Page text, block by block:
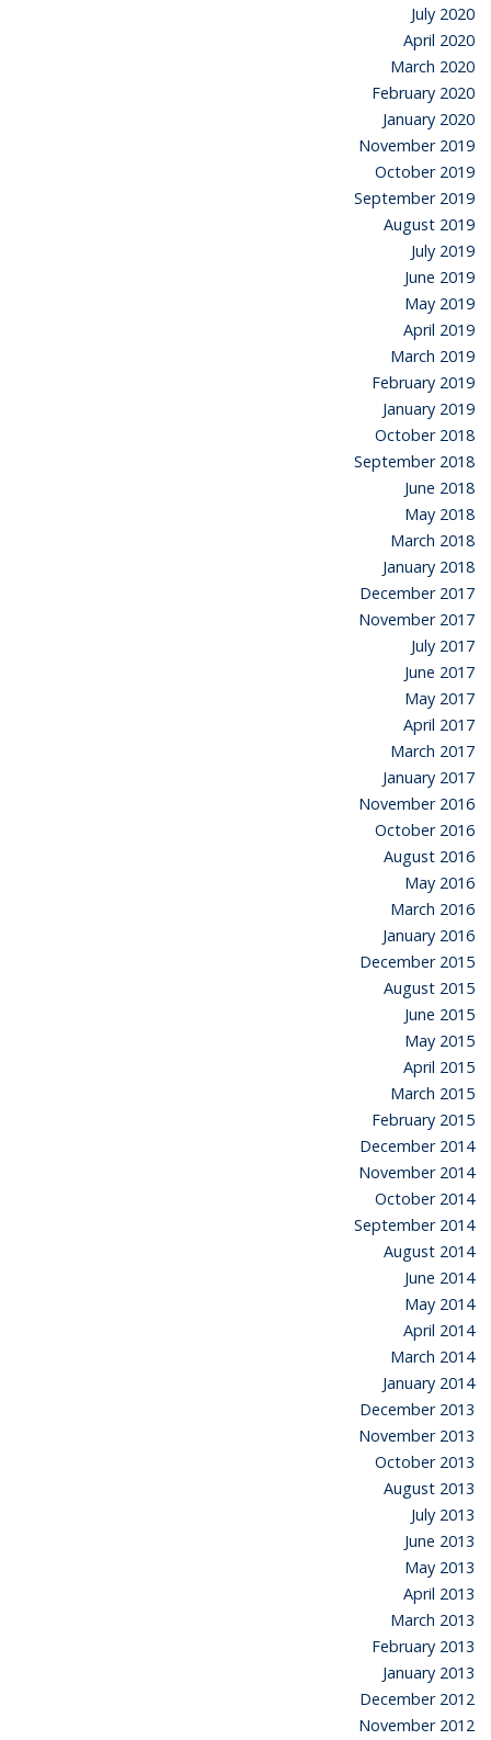
July 2020
April 2020
March 2020
February 2020
January 2020
November 2019
October 2019
September 2019
August 2019
July 2019
June 2019
May 2019
April 2019
March 2019
February 2019
January 2019
October 2018
September 2018
June 2018
May 2018
March 2018
January 2018
December 2017
November 2017
July 2017
June 2017
May 2017
April 2017
March 2017
January 2017
November 2016
October 2016
August 2016
May 2016
March 2016
January 2016
December 2015
August 2015
June 2015
May 2015
April 2015
March 2015
February 2015
December 2014
November 2014
October 2014
September 2014
August 2014
June 2014
May 2014
April 2014
March 2014
January 2014
December 2013
November 2013
October 2013
August 2013
July 2013
June 2013
May 2013
April 2013
March 2013
February 2013
January 2013
December 2012
November 2012